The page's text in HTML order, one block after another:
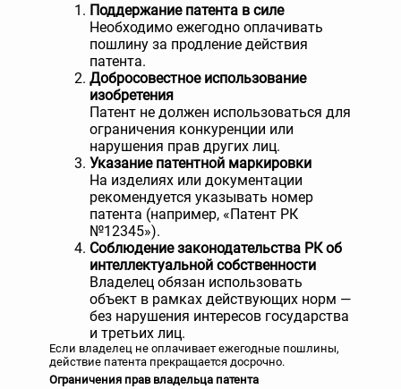
Поддержание патента в силе
Необходимо ежегодно оплачивать
пошлину за продление действия
патента.
Добросовестное использование
изобретения
Патент не должен использоваться для
ограничения конкуренции или
нарушения прав других лиц.
Указание патентной маркировки
На изделиях или документации
рекомендуется указывать номер
патента (например, «Патент РК
№12345»).
Соблюдение законодательства РК об
интеллектуальной собственности
Владелец обязан использовать
объект в рамках действующих норм —
без нарушения интересов государства
и третьих лиц.
Если владелец не оплачивает ежегодные пошлины,
действие патента прекращается досрочно.
Ограничения прав владельца патента